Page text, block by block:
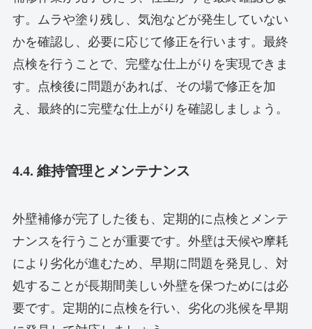
す。ムラや塗り残し、気泡などが発生していない
かを確認し、必要に応じて修正を行います。最終
点検を行うことで、完璧な仕上がりを実現できま
す。点検後に問題があれば、その場で修正を加
え、最終的に完璧な仕上がりを確認しましょう。
4.4. 維持管理とメンテナンス
外壁補修が完了した後も、定期的に点検とメンテ
ナンスを行うことが重要です。外壁は天候や摩耗
により劣化が進むため、早期に問題を発見し、対
処することが長期間美しい外壁を保つためには必
要です。定期的に点検を行い、劣化の兆候を早期